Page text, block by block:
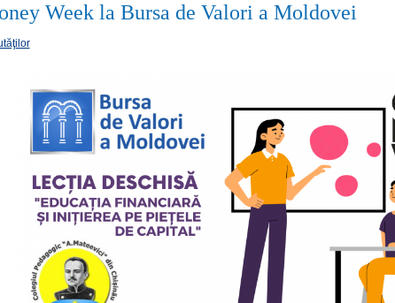
Week la Bursa de Valori a Moldovei